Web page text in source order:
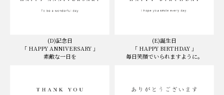
(D)記念日
「 HAPPY ANNIVERSARY 」
素敵な一日を
(E)誕生日
「 HAPPY BIRTHDAY 」
毎日笑顔でいられますように。